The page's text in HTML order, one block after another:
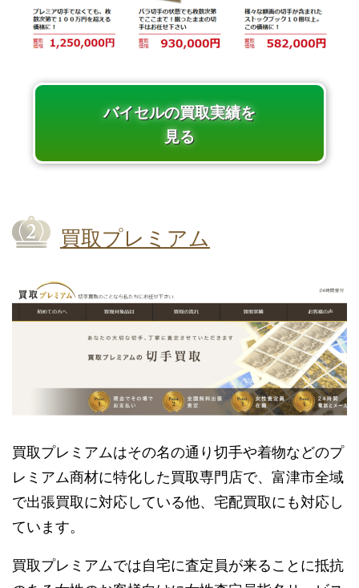
バイセルの買取実績を
見る
買取プレミアム
買取プレミアムはその名の通り切手や着物などのプ
レミアム商材に特化した買取専門店で、富津市全域
で出張買取に対応している他、宅配買取にも対応し
ています。
買取プレミアムでは自宅に査定員が来ることに抵抗